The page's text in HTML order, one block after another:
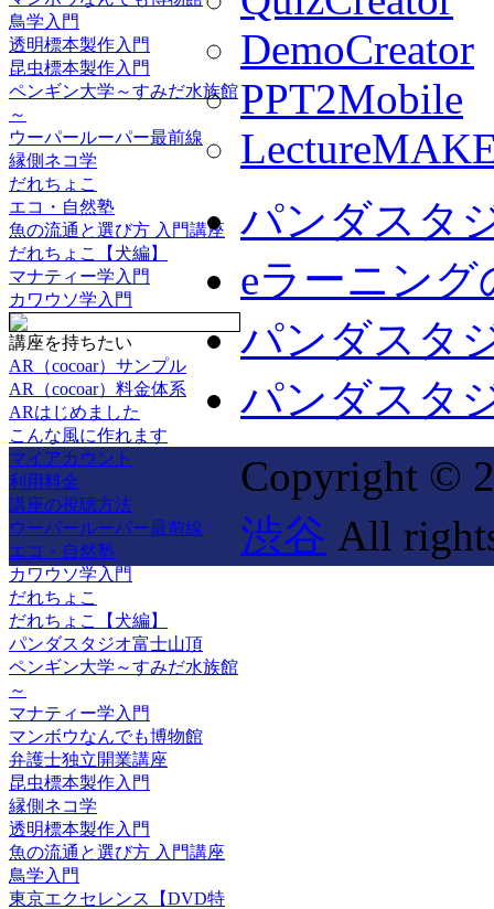
鳥学入門
透明標本製作入門
昆虫標本製作入門
ペンギン大学～すみだ水族館
～
ウーパールーパー最前線
縁側ネコ学
だれちょこ
エコ・自然塾
魚の流通と選び方 入門講座
だれちょこ【犬編】
マナティー学入門
カワウソ学入門
講座を持ちたい
AR（cocoar）サンプル
AR（cocoar）料金体系
ARはじめました
こんな風に作れます
マイアカウント
利用料金
講座の視聴方法
ウーパールーパー最前線
エコ・自然塾
カワウソ学入門
だれちょこ
だれちょこ【犬編】
パンダスタジオ富士山頂
ペンギン大学～すみだ水族館
～
マナティー学入門
マンボウなんでも博物館
弁護士独立開業講座
昆虫標本製作入門
縁側ネコ学
透明標本製作入門
魚の流通と選び方 入門講座
鳥学入門
東京エクセレンス【DVD特
DemoCreator
PPT2Mobile
パンダスタ
eラーニン
パンダスタ
パンダスタ
Copyright ©
渋谷 All